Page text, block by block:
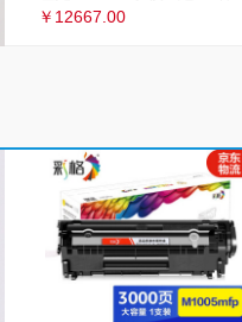
￥12667.00